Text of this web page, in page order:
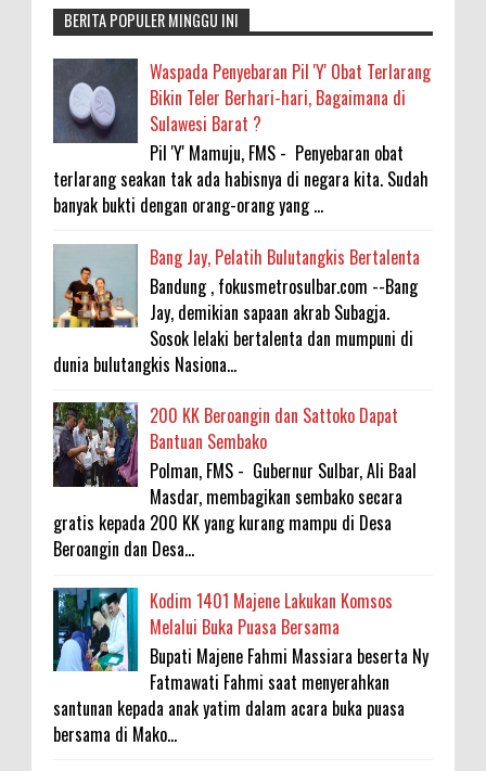
BERITA POPULER MINGGU INI
Waspada Penyebaran Pil 'Y' Obat Terlarang
Bikin Teler Berhari-hari, Bagaimana di
Sulawesi Barat ?
Pil 'Y' Mamuju, FMS - Penyebaran obat
terlarang seakan tak ada habisnya di negara kita. Sudah
banyak bukti dengan orang-orang yang ...
Bang Jay, Pelatih Bulutangkis Bertalenta
Bandung , fokusmetrosulbar.com --Bang
Jay, demikian sapaan akrab Subagja.
Sosok lelaki bertalenta dan mumpuni di
dunia bulutangkis Nasiona...
200 KK Beroangin dan Sattoko Dapat
Bantuan Sembako
Polman, FMS - Gubernur Sulbar, Ali Baal
Masdar, membagikan sembako secara
gratis kepada 200 KK yang kurang mampu di Desa
Beroangin dan Desa...
Kodim 1401 Majene Lakukan Komsos
Melalui Buka Puasa Bersama
Bupati Majene Fahmi Massiara beserta Ny
Fatmawati Fahmi saat menyerahkan
santunan kepada anak yatim dalam acara buka puasa
bersama di Mako...